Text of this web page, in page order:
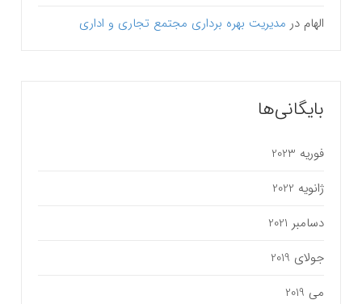
الهام در مدیریت بهره برداری مجتمع تجاری و اداری
بایگانی‌ها
فوریه 2023
ژانویه 2022
دسامبر 2021
جولای 2019
می 2019